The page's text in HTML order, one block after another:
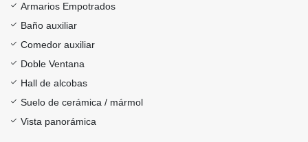
Armarios Empotrados
Baño auxiliar
Comedor auxiliar
Doble Ventana
Hall de alcobas
Suelo de cerámica / mármol
Vista panorámica